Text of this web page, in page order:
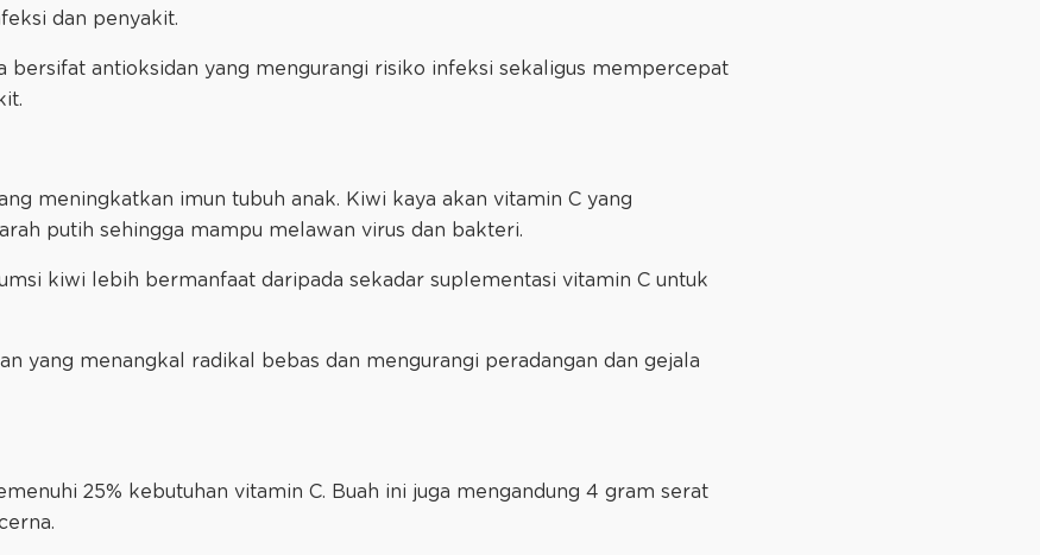
dan penyakit.
bersifat antioksidan yang mengurangi risiko infeksi sekaligus mempercepat
meningkatkan imun tubuh anak. Kiwi kaya akan vitamin C yang
putih sehingga mampu melawan virus dan bakteri.
kiwi lebih bermanfaat daripada sekadar suplementasi vitamin C untuk
yang menangkal radikal bebas dan mengurangi peradangan dan gejala
25% kebutuhan vitamin C. Buah ini juga mengandung 4 gram serat